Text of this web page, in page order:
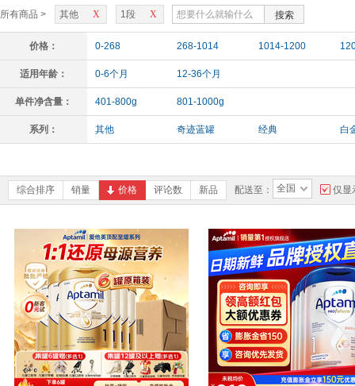
所有商品 > X
其他 X
1段 搜索
价格： 0-268 268-1014 1014-1200
适用年龄： 0-6个月 12-36个月
单件净含量： 401-800g 801-1000g
系列： 其他 奇迹蓝罐 经典 白
综合排序 销量 价格 评论数 新品 配送至： 全国 仅显